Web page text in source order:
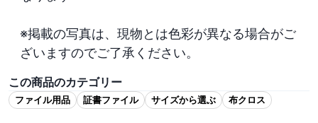
※掲載の写真は、現物とは色彩が異なる場合がご
ざいますのでご了承ください。
この商品のカテゴリー
ファイル用品 証書ファイル サイズから選ぶ 布クロス